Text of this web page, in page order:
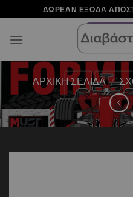
στο
περιεχόμενο
ΔΩΡΕΑΝ ΕΞΟΔΑ
ΑΡΧΙΚΉ ΣΕΛΊΔΑ /